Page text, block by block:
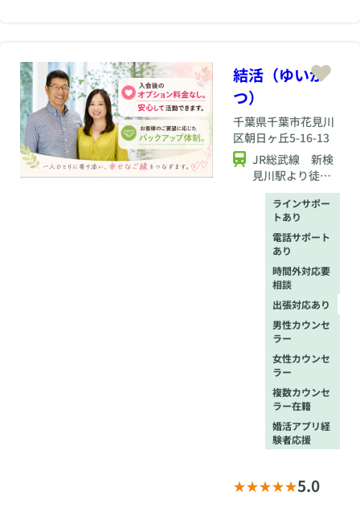
で、自然体のまま、
人生を共に歩むパー
トナー探しをサポー
トします。人生経験
を重ねた今だからこ
そ、あなたにぴった
りの出会いがありま
す。今からでも遅く
はありません。「結
婚してよかった」と
思える未来を、一緒
に見つけてみません
か？中高年女性の再
スタートを本気で応
援します。
結活（ゆいか
つ）
千葉県千葉市花見川
区朝日ヶ丘5-16-13
JR総武線 新検
見川駅より徒歩
18分
ラインサポー
トあり
電話サポート
あり
時間外対応要
相談
出張対応あり
男性カウンセ
ラー
女性カウンセ
ラー
複数カウンセ
ラー在籍
婚活アプリ経
験者応援
5.0